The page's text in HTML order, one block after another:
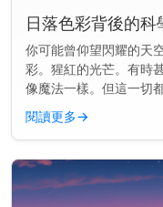
日落色彩背後的
你可能曾仰望閃耀的天
彩。猩紅的光芒。有時
像魔法一樣。但這一切
能正在落下，但物理學
因為陽光穿過地...
閱讀更多→